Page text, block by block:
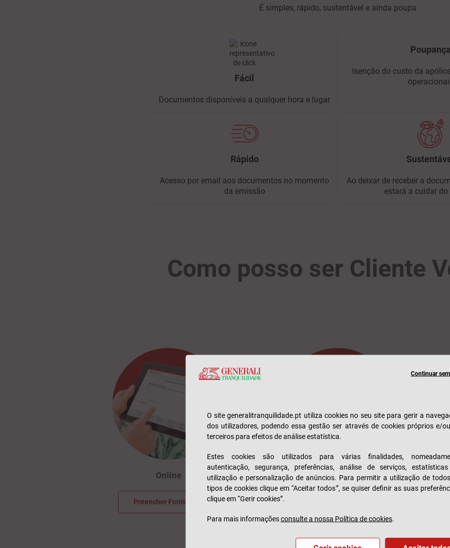
É simples, rápido, sustentável e ainda poupa
Fácil
Documentos disponíveis a qualquer hora e lugar
Poupança
Isenção do custo da
Rápido
Acesso por email aos documentos no momento
da emissão
Ao deixar de receber a
estará a cuidar
Como posso ser Cliente
Online
Preencher Formulário
No mediador ou numa loja
Continuar
O site generalitranquilidade.pt utiliza cookies no seu site para gerir a
dos utilizadores, podendo essa gestão ser através de cookies próprios e/
terceiros para efeitos de análise estatística.
Estes cookies são utilizados para várias finalidades,
autenticação, segurança, preferências, análise de serviços,
utilização e personalização de anúncios. Para permitir a utilização de
tipos de cookies clique em “Aceitar todos”, se quiser definir as suas
clique em “Gerir cookies”.
Para mais informaçõesconsulte a nossa Política de cookies.